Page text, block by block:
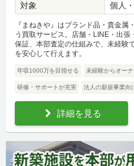
対象 個人
『まねきや』はブランド品・貴金
う買取サービス。店舗・LINE・出
保証、本部査定の仕組みで、未経験
を安心して行えます。
年収1000万を目指せる 未経験からオーナ
研修・サポートが充実 法人の新規事業向
詳細を見る